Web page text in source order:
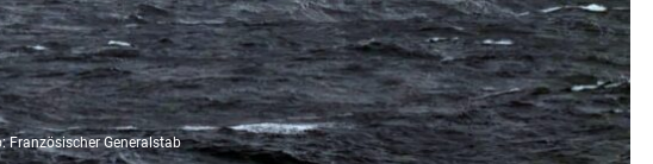
Französischer Generalstab